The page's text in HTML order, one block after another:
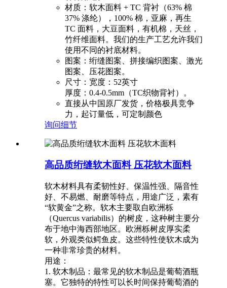
材质：软木面料 + TC 背衬（63% 棉
37% 涤纶），100% 棉，亚麻，再生
TC 面料，大豆面料，有机棉，天丝，
竹纤维面料。 我们的生产工艺允许我们
使用不同的衬底材料。
图案：绗缝图案、拼接编织图案、激光
图案、压花图案。
尺寸：宽度：52英寸
厚度：0.4-0.5mm（TC织物背衬）。
直接从中国原厂发货，价格极具竞争
力，起订量低，可定制颜色
询问细节
高品质绗缝软木面料 压花软木面料
软木材料具有柔韧性好、保温性强、隔音性
好、不易燃、耐磨等特点，用途广泛，素有
“软黄金”之称。软木主要取自欧洲栎
（Quercus variabilis）的树皮，这种树主要分
布于地中海西部地区。欧洲栎树皮厚实柔
软，外观类似鳄鱼皮。这些特性使软木成为
一种非常珍贵的材料。
用途：
1. 软木制品：最常见的软木制品是葡萄酒瓶
塞。它独特的特性可以长时间保持葡萄酒的